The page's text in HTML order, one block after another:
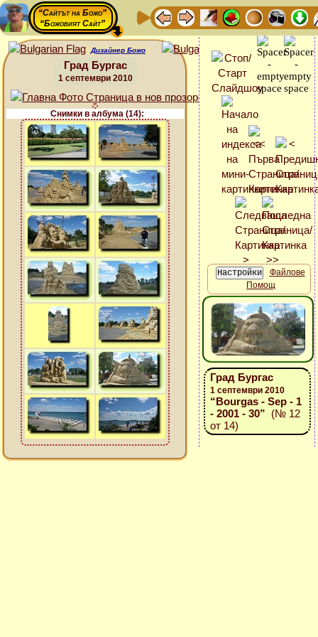
“Сайтът на Божо”
“Божовият Сайт”
Дизайнер Божо
Град Бургас
1 септември 2010
Снимки в албума (14):
Файлове
Помощ
Град Бургас
1 септември 2010
“Bourgas - Sep - 1
- 2001 - 30” (№ 12
от 14)